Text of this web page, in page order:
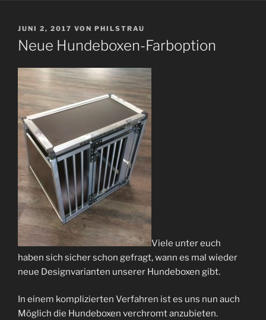
VERÖFFENTLICHT
AM
JUNI 2, 2017 VON PHILSTRAU
Neue Hundeboxen-Farboption
Viele unter euch
haben sich sicher schon gefragt, wann es mal wieder
neue Designvarianten unserer Hundeboxen gibt.
In einem komplizierten Verfahren ist es uns nun auch
Möglich die Hundeboxen verchromt anzubieten.